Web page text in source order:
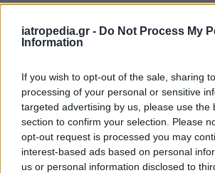
iatropedia.gr - Do Not Process My
Information
If you wish to opt-out of the sale, sharing
processing of your personal or sensitive
targeted advertising by us, please use the
section to confirm your selection. Please
opt-out request is processed you may
interest-based ads based on personal
us or personal information disclosed to
βοηθήσει στην πρόληψη του